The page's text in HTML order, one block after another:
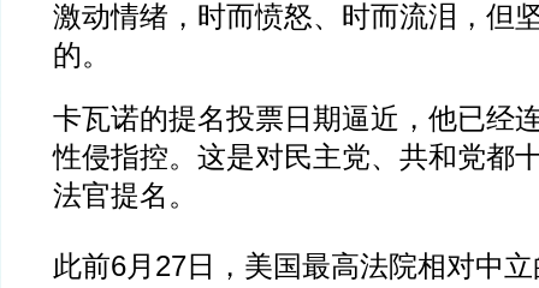
激动情绪，时而愤怒、时而流泪，但
的。
卡瓦诺的提名投票日期逼近，他已经
性侵指控。这是对民主党、共和党都
法官提名。
此前6月27日，美国最高法院相对中